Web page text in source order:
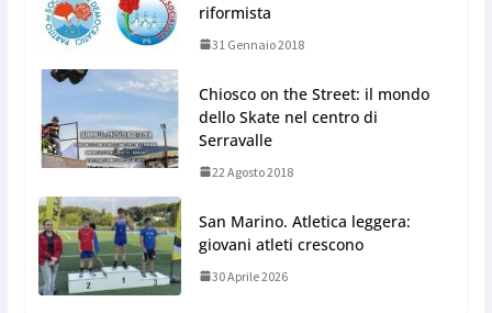
riformista
31 Gennaio 2018
Chiosco on the Street: il mondo
dello Skate nel centro di
Serravalle
22 Agosto 2018
San Marino. Atletica leggera:
giovani atleti crescono
30 Aprile 2026